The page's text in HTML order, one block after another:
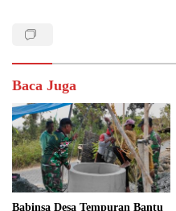
Baca Juga
Babinsa Desa Tempuran Bantu